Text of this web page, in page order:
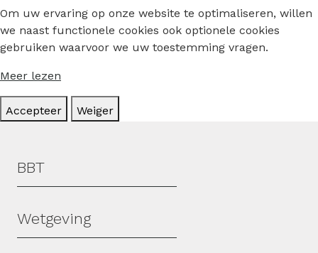
Om uw ervaring op onze website te optimaliseren, willen
we naast functionele cookies ook optionele cookies
gebruiken waarvoor we uw toestemming vragen.
Meer lezen
Accepteer Weiger
Hoofdmenu
BBT
Wetgeving